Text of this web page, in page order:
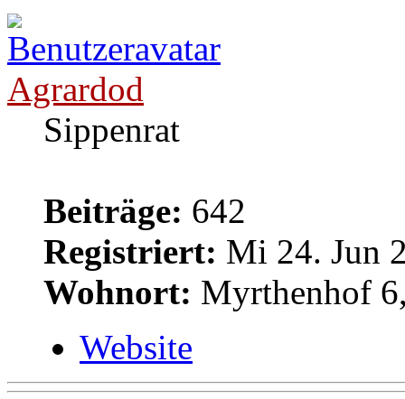
Agrardod
Sippenrat
Beiträge: 642
Registriert: Mi 24. Jun
Wohnort: Myrthenhof
Website